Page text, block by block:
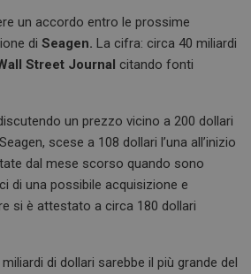
at
s
p
p
un accordo entro le prossime
diSeagen. La cifra: circa 40 miliardi
Street Journal citando fonti
un prezzo vicino a 200 dollari
scese a 108 dollari l’una all’inizio
dal mese scorso quando sono
di una possibile acquisizione e
si è attestato a circa 180 dollari
di dollari sarebbe il più grande del